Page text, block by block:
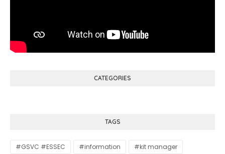
CATEGORIES
TAGS
#GSVC #ESSEC #information
#kit manager